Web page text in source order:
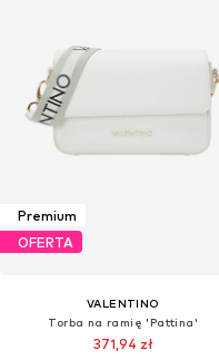
Premium
OFERTA
VALENTINO
Torba na ramię 'Pattina'
371,94 zł